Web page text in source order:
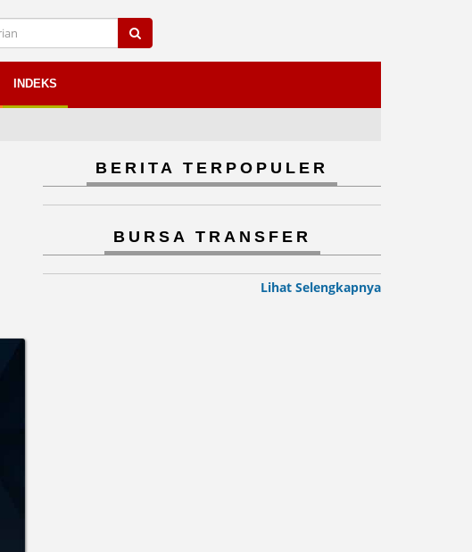
INDEKS
BERITA TERPOPULER
BURSA TRANSFER
Lihat Selengkapnya